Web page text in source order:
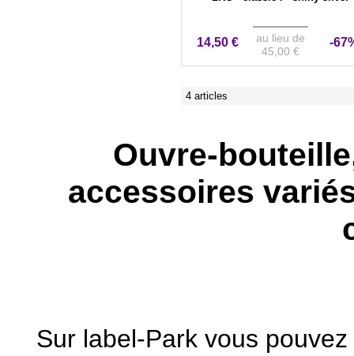
14,50 €
au lieu de
45,00 €
-
4 articles
Ouvre-
accessoires
Sur label-Park vous